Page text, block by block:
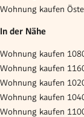
Wohnung kaufen
In der Nähe
Wohnung kaufen
Wohnung kaufen
Wohnung kaufen
Wohnung kaufen
Wohnung kaufen